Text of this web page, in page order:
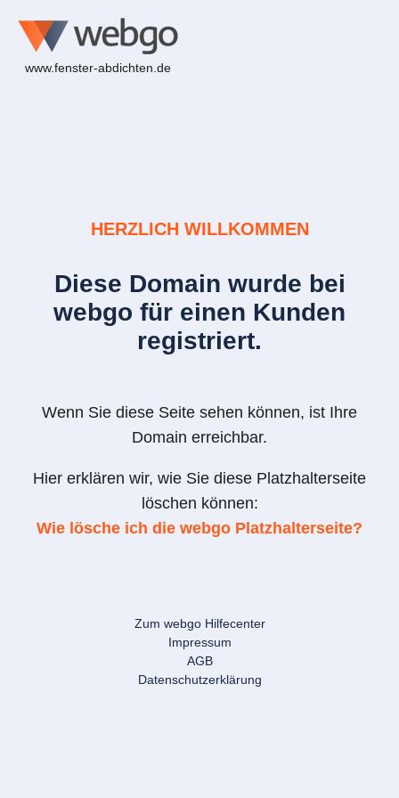
www.fenster-abdichten.de
HERZLICH WILLKOMMEN
Diese Domain wurde bei
webgo für einen Kunden
registriert.
Wenn Sie diese Seite sehen können, ist Ihre
Domain erreichbar.
Hier erklären wir, wie Sie diese Platzhalterseite
löschen können:
Wie lösche ich die webgo Platzhalterseite?
Zum webgo Hilfecenter
Impressum
AGB
Datenschutzerklärung